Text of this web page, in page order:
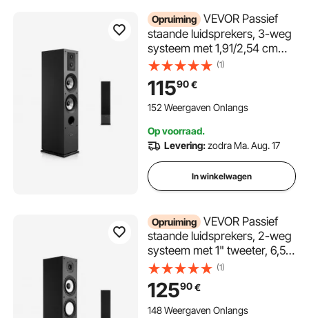
Opruiming VEVOR Passief
staande luidsprekers, 3-weg
systeem met 1,91/2,54 cm
tweeter, dubbele 13,34 cm
woofer, 145 W piekvermogen,
frequentiebereik 70 Hz - 20
kHz, MDF-behuizing, voor
(1)
11590€
152 Weergaven Onlangs
Op voorraad.
Levering:zodra Ma. Aug. 17
In winkelwagen
Opruiming VEVOR Passief
staande luidsprekers, 2-weg
systeem met 1" tweeter, 6,5"
woofer, 200W
piekvermogen,
frequentiebereik 70Hz-
20kHz, robuuste MDF-
(1)
12590€
148 Weergaven Onlangs